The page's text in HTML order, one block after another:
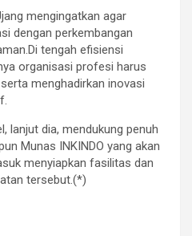
mengingatkan agar
dengan perkembangan
tengah efisiensi
organisasi profesi harus
menghadirkan inovasi
lanjut dia, mendukung penuh
Munas INKINDO yang akan
menyiapkan fasilitas dan
tersebut.(*)